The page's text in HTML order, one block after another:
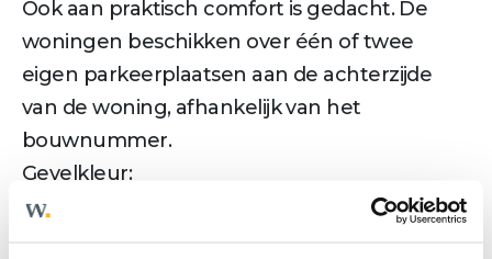
Ook aan praktisch comfort is gedacht. De
woningen beschikken over één of twee
eigen parkeerplaatsen aan de achterzijde
van de woning, afhankelijk van het
bouwnummer.
Gevelkleur:
• Kastanjebruin genuanceerd: bnr. 1, 6, 40.